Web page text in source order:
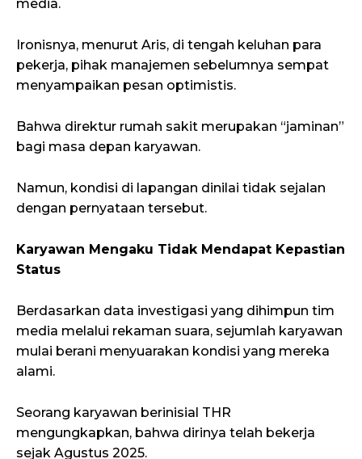
media.
Ironisnya, menurut Aris, di tengah keluhan para
pekerja, pihak manajemen sebelumnya sempat
menyampaikan pesan optimistis.
Bahwa direktur rumah sakit merupakan “jaminan”
bagi masa depan karyawan.
Namun, kondisi di lapangan dinilai tidak sejalan
dengan pernyataan tersebut.
Karyawan Mengaku Tidak Mendapat Kepastian
Status
Berdasarkan data investigasi yang dihimpun tim
media melalui rekaman suara, sejumlah karyawan
mulai berani menyuarakan kondisi yang mereka
alami.
Seorang karyawan berinisial THR
mengungkapkan, bahwa dirinya telah bekerja
sejak Agustus 2025.